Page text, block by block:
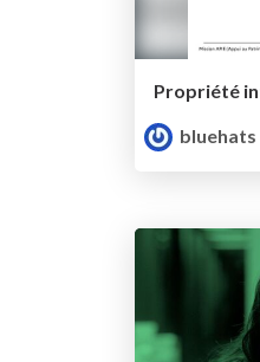
bluehats